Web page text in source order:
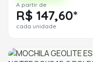
A partir de
R$ 147,60*
cada unidade